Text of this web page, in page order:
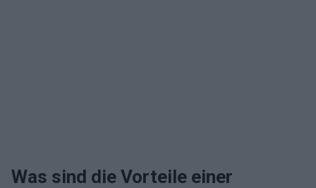
Was sind die Vorteile einer